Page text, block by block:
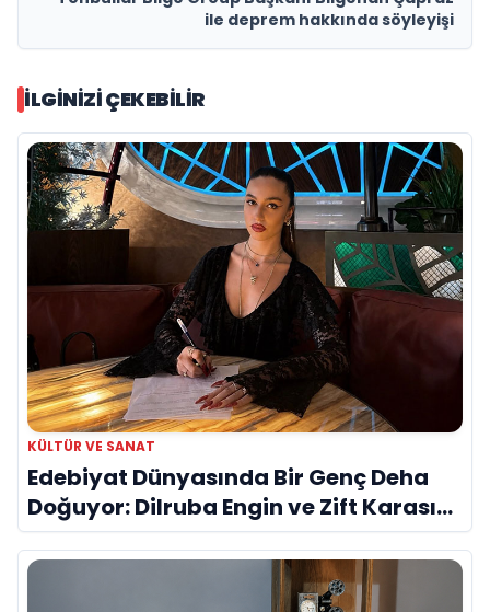
ile deprem hakkında söyleyişi
İLGINIZI ÇEKEBILIR
KÜLTÜR VE SANAT
Edebiyat Dünyasında Bir Genç Deha
Doğuyor: Dilruba Engin ve Zift Karası
Evreni ‘AVENOİR’